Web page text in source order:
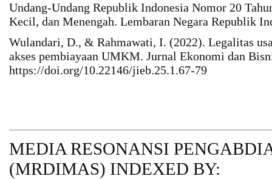
Undang-Undang Republik Indonesia Nomor 20
Kecil, dan Menengah. Lembaran Negara Republik
Wulandari, D., & Rahmawati, I. (2022). Legalitas
akses pembiayaan UMKM. Jurnal Ekonomi dan
https://doi.org/10.22146/jieb.25.1.67-79
MEDIA RESONANSI
(MRDIMAS) INDEXED BY: